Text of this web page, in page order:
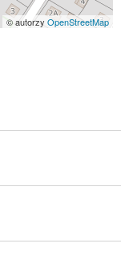
© autorzy OpenStreetMap